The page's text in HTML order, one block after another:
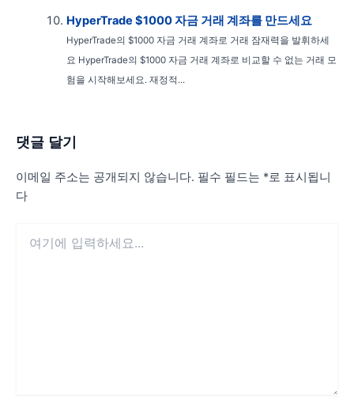
HyperTrade $1000 자금 거래 계좌를 만드세요
HyperTrade의 $1000 자금 거래 계좌로 거래 잠재력을 발휘하세
요 HyperTrade의 $1000 자금 거래 계좌로 비교할 수 없는 거래 모
험을 시작해보세요. 재정적...
댓글 달기
이메일 주소는 공개되지 않습니다. 필수 필드는 *로 표시됩니
다